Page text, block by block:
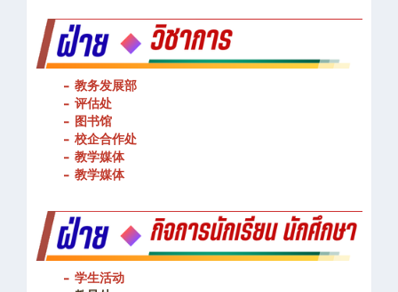
- 教务发展部
- 评估处
- 图书馆
- 校企合作处
- 教学媒体